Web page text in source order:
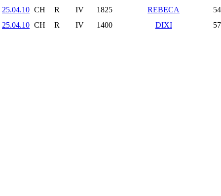
25.04.10 CH R IV 1825 REBECA
25.04.10 CH R IV 1400 DIXI